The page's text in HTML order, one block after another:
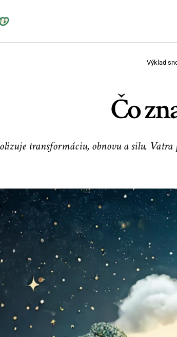
Výklad
Čo
transformáciu, obnovu a silu.